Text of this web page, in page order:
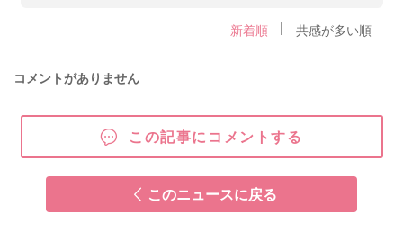
新着順 共感が多い順
コメントがありません
この記事にコメントする
このニュースに戻る